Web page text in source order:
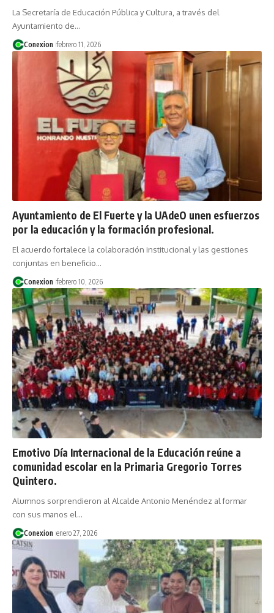
La Secretaría de Educación Pública y Cultura, a través del
Ayuntamiento de…
Conexion febrero 11, 2026
Ayuntamiento de El Fuerte y la UAdeO unen esfuerzos
por la educación y la formación profesional.
El acuerdo fortalece la colaboración institucional y las gestiones
conjuntas en beneficio…
Conexion febrero 10, 2026
Emotivo Día Internacional de la Educación reúne a
comunidad escolar en la Primaria Gregorio Torres
Quintero.
Alumnos sorprendieron al Alcalde Antonio Menéndez al formar
con sus manos el…
Conexion enero 27, 2026